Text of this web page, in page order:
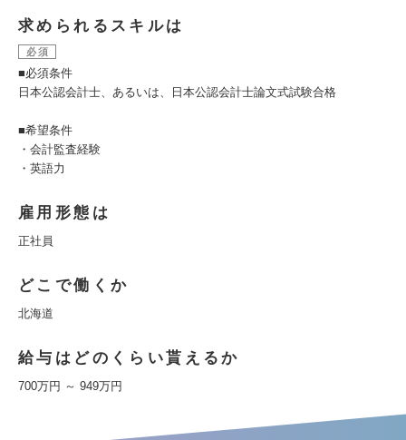
求められるスキルは
必須
■必須条件
日本公認会計士、あるいは、日本公認会計士論文式試験合格
■希望条件
・会計監査経験
・英語力
雇用形態は
正社員
どこで働くか
北海道
給与はどのくらい貰えるか
700万円 ～ 949万円